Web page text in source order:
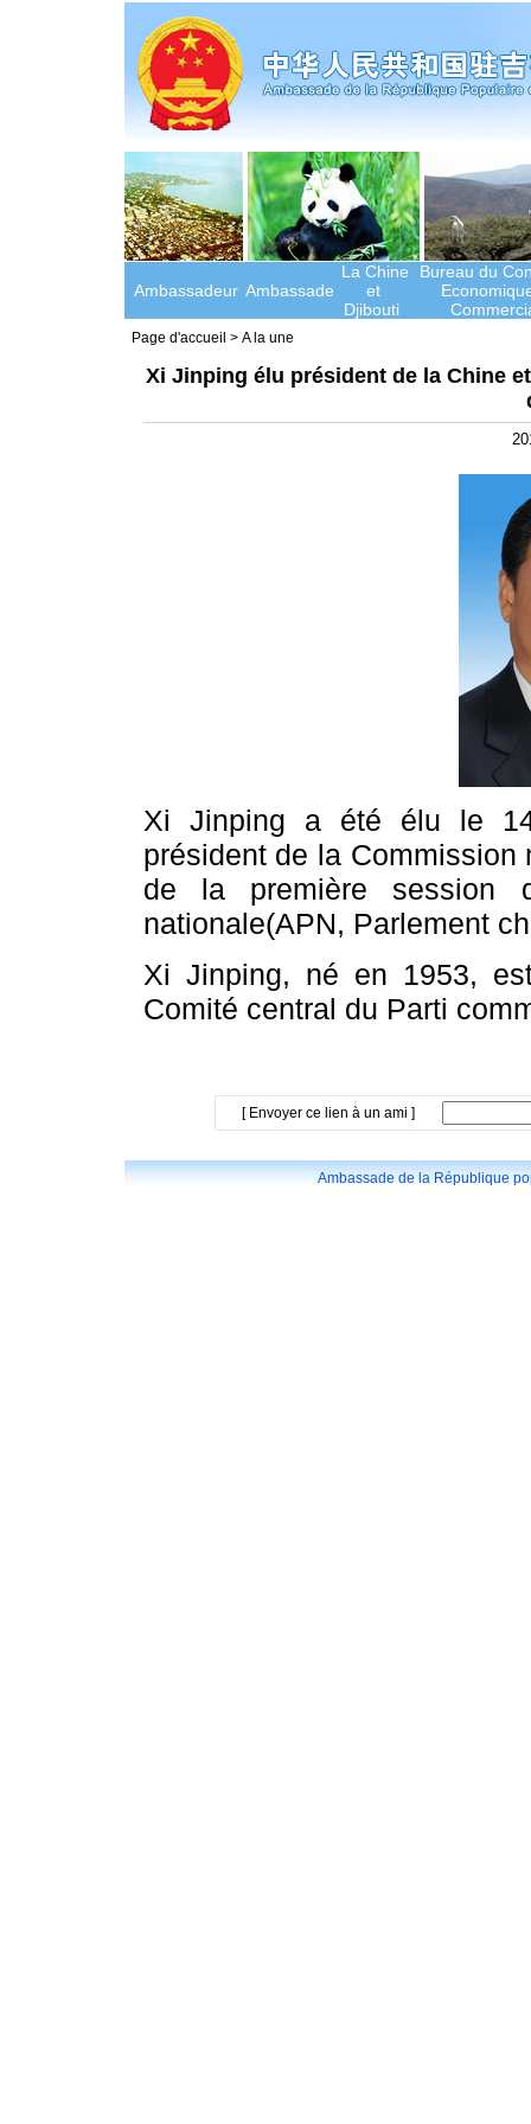
Ambassadeur Ambassade
La Chine
et
Djibouti
Bureau du
Page d'accueil > A la une
Xi Jinping élu président de la Chine
Xi Jinping a été élu le
président de la
de la première session
nationale(APN, Parlement
Xi Jinping, né en 1953,
Comité central du Parti
[ Envoyer ce lien à un ami ]
Ambassade de la République